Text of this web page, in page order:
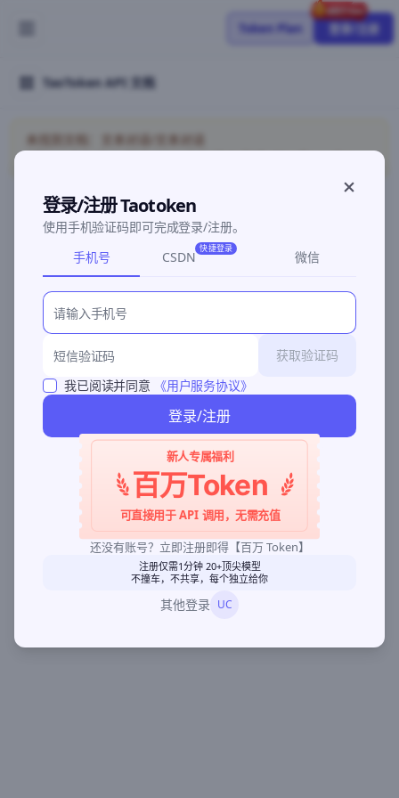
Token Plan 登录/注册
TaoToken API 文档
未找到文档：文本对话/文本对话
©2026 深圳灵明智码科技有限公司粤ICP备2026096960号-3
登录/注册 Taotoken
使用手机验证码即可完成登录/注册。
手机号
CSDN
快捷登录
微信
获取验证码
我已阅读并同意
《用户服务协议》
登录/注册
新人专属福利
百万Token
可直接用于 API 调用，无需充值
还没有账号？立即注册即得【百万 Token】
注册仅需1分钟 20+顶尖模型
不撞车，不共享，每个独立给你
其他登录 UC